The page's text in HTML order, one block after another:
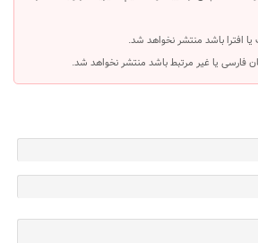
افترا باشد منتشر نخواهد شد.
فارسی یا غیر مرتبط باشد منتشر نخواهد شد.